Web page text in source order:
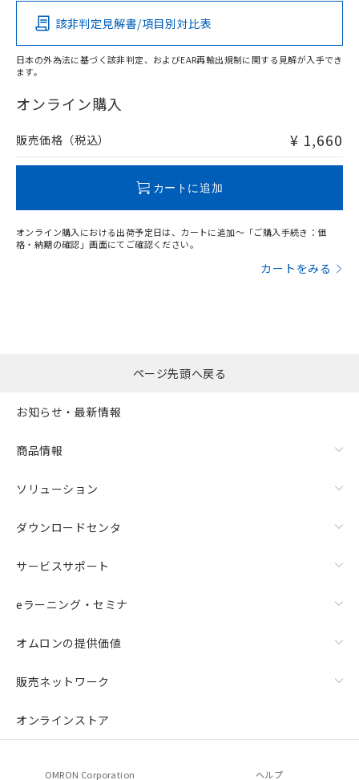
O
在庫等で未対応品が混在する可能性があります。
問い合わせください。
該非判定見解書/項目別対比表
日本の外為法に基づく該非判定、およびEAR再輸出規制に関する見解が入手でき
ます。
オンライン購入
販売価格（税込） ¥ 1,660
カートに追加
オンライン購入における出荷予定日は、カートに追加～「ご購入手続き：価
格・納期の確認」画面にてご確認ください。
カートをみる
ページ先頭へ戻る
お知らせ・最新情報
商品情報
ソリューション
ダウンロードセンタ
サービスサポート
eラーニング・セミナ
オムロンの提供価値
販売ネットワーク
オンラインストア
OMRON Corporation ヘルプ